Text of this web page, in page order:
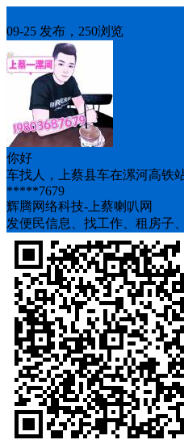
09-25 发布，250浏览
你好
车找人，上蔡县车在漯河高铁
*****7679
辉腾网络科技-上蔡喇叭网
发便民信息、找工作、租房子